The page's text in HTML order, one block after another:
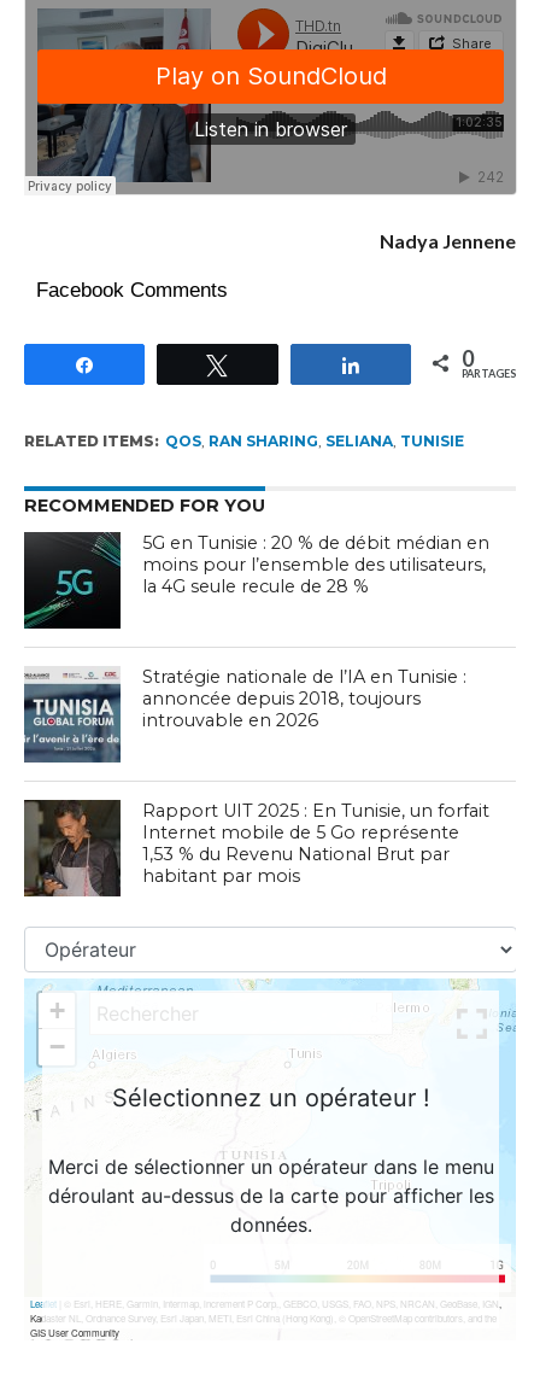
Nadya Jennene
Facebook Comments
Partagez 0
PARTAGES
RELATED ITEMS: QOS, RAN SHARING SELIANA, TUNISIE
RECOMMENDED FOR YOU
5G en Tunisie : 20 % de débit médian en
moins pour l’ensemble des utilisateurs,
la 4G seule recule de 28 %
Stratégie nationale de l’IA en Tunisie :
annoncée depuis 2018, toujours
introuvable en 2026
Rapport UIT 2025 : En Tunisie, un forfait
Internet mobile de 5 Go représente
1,53 % du Revenu National Brut par
habitant par mois